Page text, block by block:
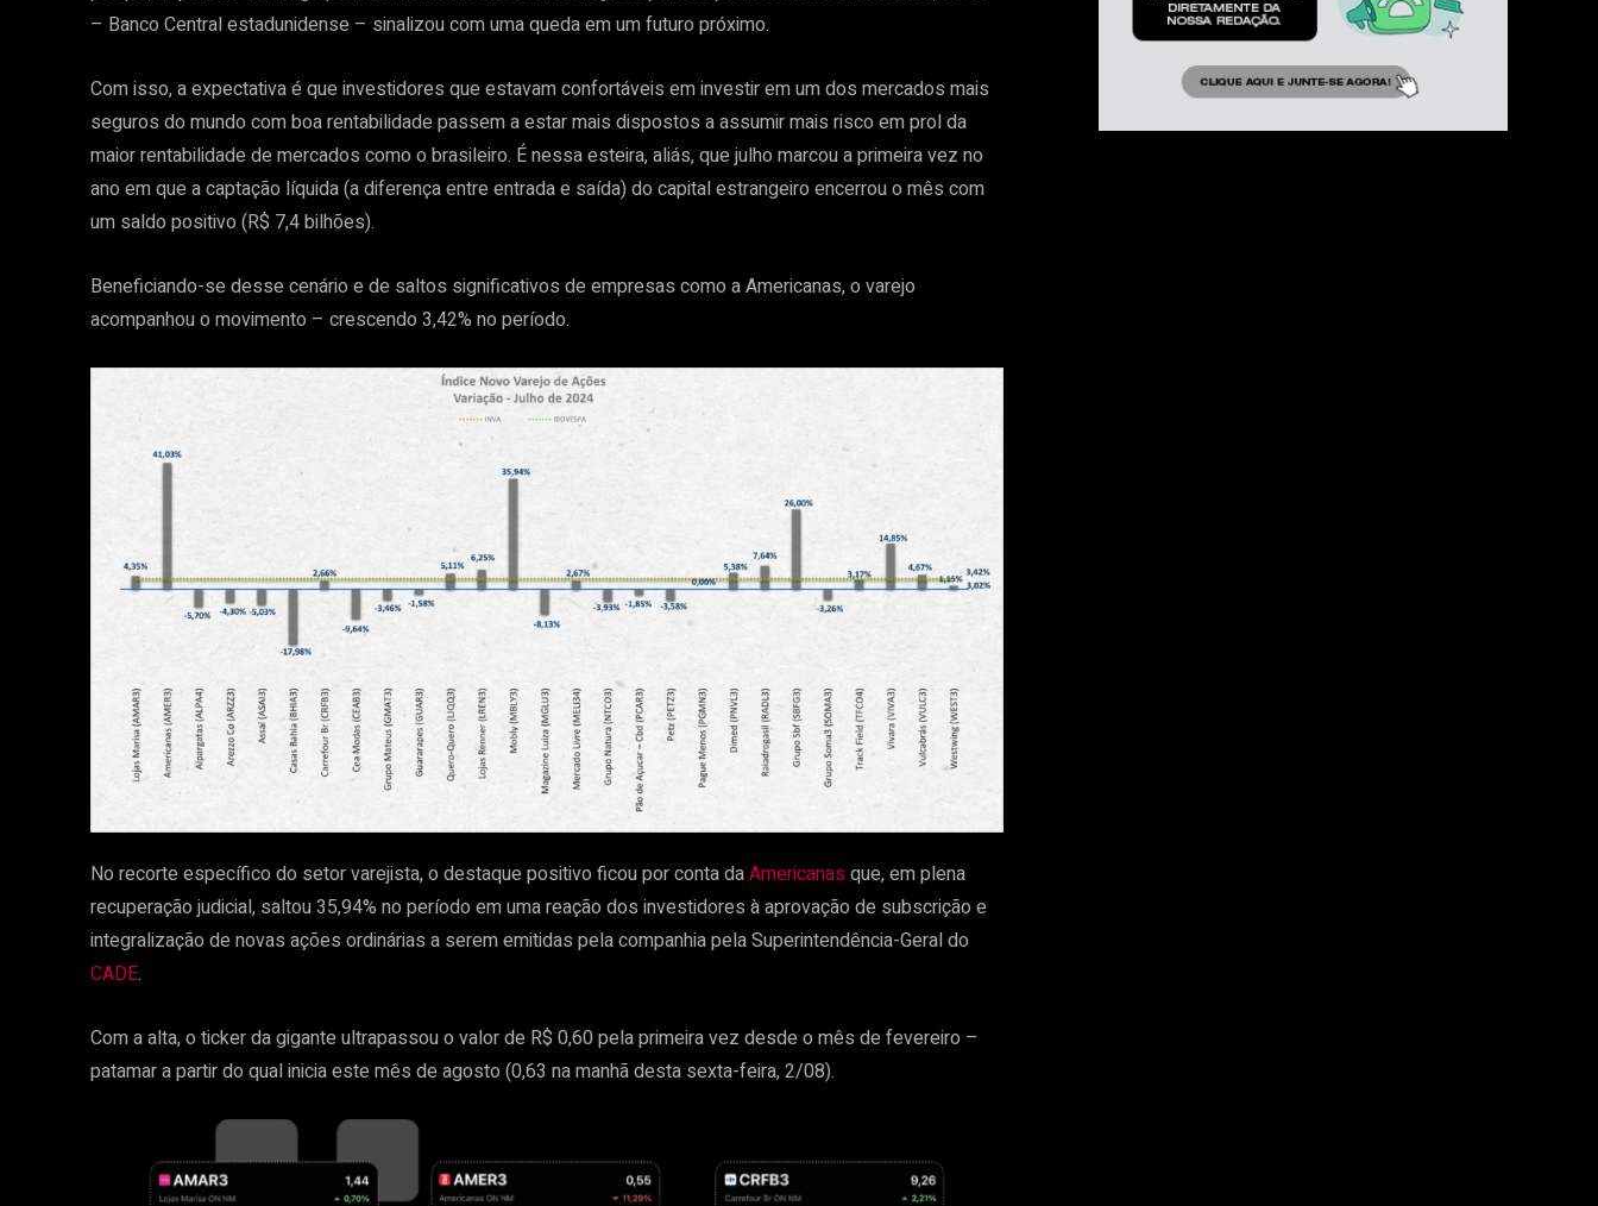
– Banco Central estadunidense – sinalizou com uma queda em um futuro próximo.
Com isso, a expectativa é que investidores que estavam confortáveis em investir em um dos mercados mais
seguros do mundo com boa rentabilidade passem a estar mais dispostos a assumir mais risco em prol da
maior rentabilidade de mercados como o brasileiro. É nessa esteira, aliás, que julho marcou a primeira vez no
ano em que a captação líquida (a diferença entre entrada e saída) do capital estrangeiro encerrou o mês com
um saldo positivo (R$ 7,4 bilhões).
Beneficiando-se desse cenário e de saltos significativos de empresas como a Americanas, o varejo
acompanhou o movimento – crescendo 3,42% no período.
No recorte específico do setor varejista, o destaque positivo ficou por conta daAmericanas que, em plena
recuperação judicial, saltou 35,94% no período em uma reação dos investidores à aprovação de subscrição e
integralização de novas ações ordinárias a serem emitidas pela companhia pela Superintendência-Geral do
CADE.
Com a alta, o ticker da gigante ultrapassou o valor de R$ 0,60 pela primeira vez desde o mês de fevereiro –
patamar a partir do qual inicia este mês de agosto (0,63 na manhã desta sexta-feira, 2/08).